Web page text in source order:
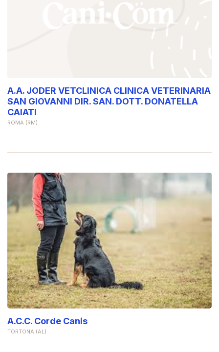
A.A. JODER VETCLINICA CLINICA VETERINARIA
SAN GIOVANNI DIR. SAN. DOTT. DONATELLA
CAIATI
ROMA (RM)
A.C.C. Corde Canis
TORTONA (AL)